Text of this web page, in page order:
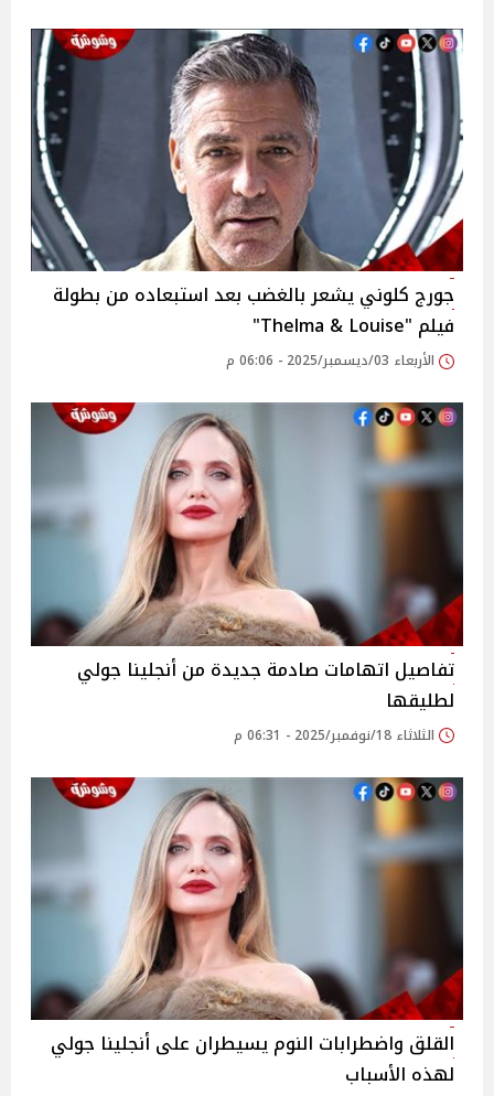
جورج كلوني يشعر بالغضب بعد استبعاده من بطولة
فيلم "Thelma & Louise"
الأربعاء 03/ديسمبر/2025 - 06:06 م
تفاصيل اتهامات صادمة جديدة من أنجلينا جولي
لطليقها
الثلاثاء 18/نوفمبر/2025 - 06:31 م
القلق واضطرابات النوم يسيطران على أنجلينا جولي
لهذه الأسباب